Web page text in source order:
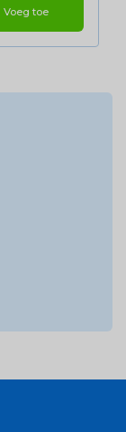
Voeg toe